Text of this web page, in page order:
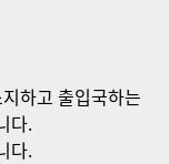
하고 출입국하는
다.
다.